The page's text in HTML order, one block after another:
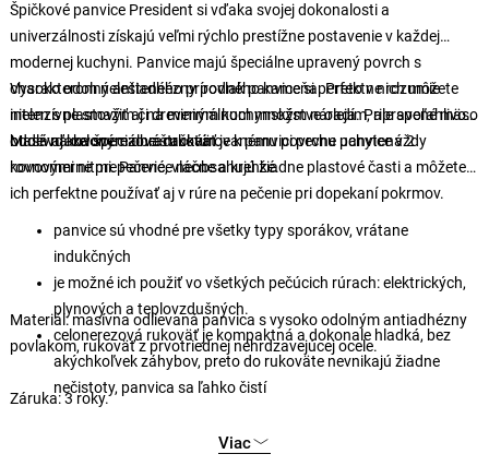
Špičkové panvice President si vďaka svojej dokonalosti a
univerzálnosti získajú veľmi rýchlo prestížne postavenie v každej
modernej kuchyni. Panvice majú špeciálne upravený povrch s
charakterom nelešteného prírodného kameňa. Preto v nich môžete
intenzívne smažiť aj na minimálnom množstve oleja. Pripravené mäso
bude vďaka špeciálne štruktúrovanému povrchu panvice vždy
rovnomerne prepečené, vláčne a krehké.
Vysoko odolný antiadhézny povlak panvice si perfektne rozumie
nielen s plastovým či dreveným kuchynským náradím, ale spoľahlivo
odolá aj kovovým obracačkám.
Masívna celonerezová rukoväť je k panvici pevne uchytená 2
kovovými nitmi. Panvice neobsahujú žiadne plastové časti a môžete
ich perfektne používať aj v rúre na pečenie pri dopekaní pokrmov.
panvice sú vhodné pre všetky typy sporákov, vrátane
indukčných
je možné ich použiť vo všetkých pečúcich rúrach: elektrických,
plynových a teplovzdušných.
celonerezová rukoväť je kompaktná a dokonale hladká, bez
akýchkoľvek záhybov, preto do rukoväte nevnikajú žiadne
nečistoty, panvica sa ľahko čistí
Materiál: masívna odlievaná panvica s vysoko odolným antiadhézny
povlakom, rukoväť z prvotriednej nehrdzavejúcej ocele.
Záruka: 3 roky.
Viac